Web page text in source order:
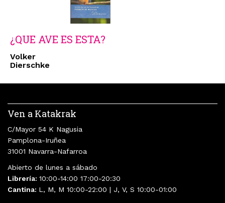
¿QUE AVE ES ESTA?
Volker
Dierschke
Ven a Katakrak
C/Mayor 54 K Nagusia
Pamplona-Iruñea
31001 Navarra-Nafarroa
Abierto de lunes a sábado
Librería: 10:00-14:00 17:00-20:30
Cantina: L, M, M 10:00-22:00 | J, V, S 10:00-01:00